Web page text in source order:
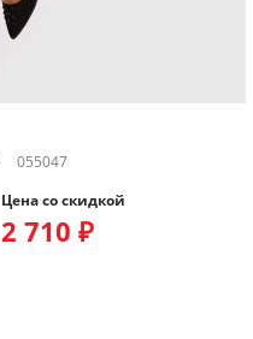
055047
Цена со скидкой
2 710 ₽